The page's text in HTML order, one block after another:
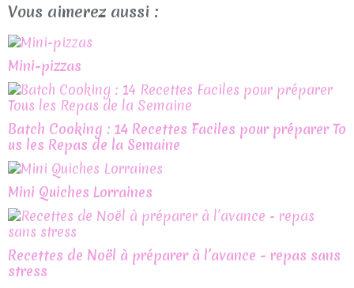
Vous aimerez aussi :
Mini-pizzas
Batch Cooking : 14 Recettes Faciles pour préparer To
us les Repas de la Semaine
Mini Quiches Lorraines
Recettes de Noël à préparer à l’avance - repas sans
stress